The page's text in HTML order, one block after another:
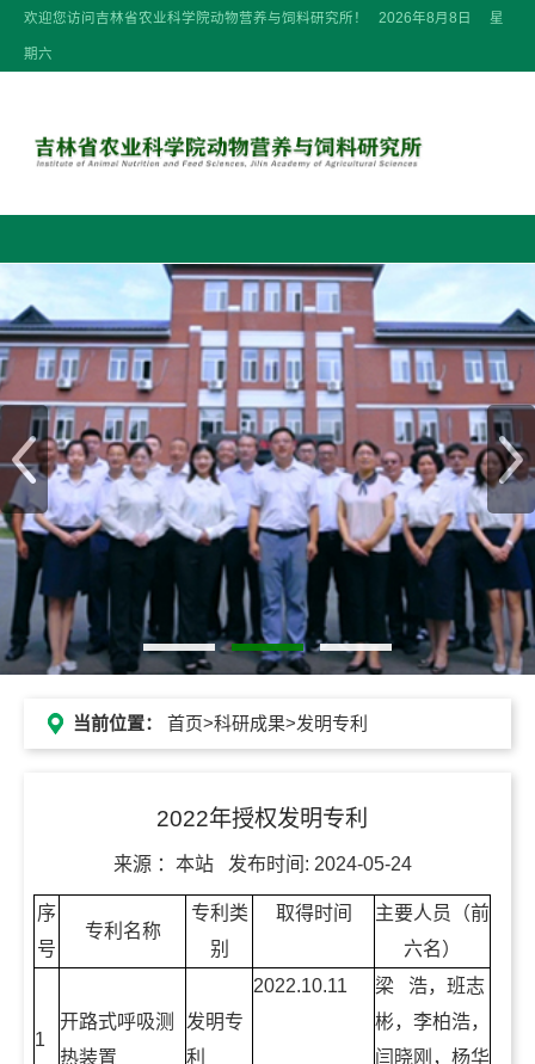
欢迎您访问吉林省农业科学院动物营养与饲料研究所！ 2026年8月8日 星
期六
当前位置： 首页>科研成果>发明专利
2022年授权发明专利
来源 ： 本站 发布时间: 2024-05-24
序
号
专利名称
专利类
别
取得时间
主要人员（前
六名）
1
开路式呼吸测
热装置
发明专
利
2022.10.11
梁 浩，班志
彬，李柏浩，
闫晓刚，杨华